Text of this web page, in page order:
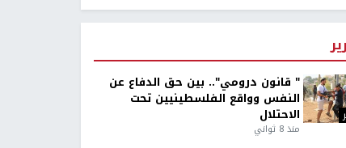
" قانون درومي".. بين حق الدفاع عن
النفس وواقع الفلسطينيين تحت
الاحتلال
منذ 8 ثواني